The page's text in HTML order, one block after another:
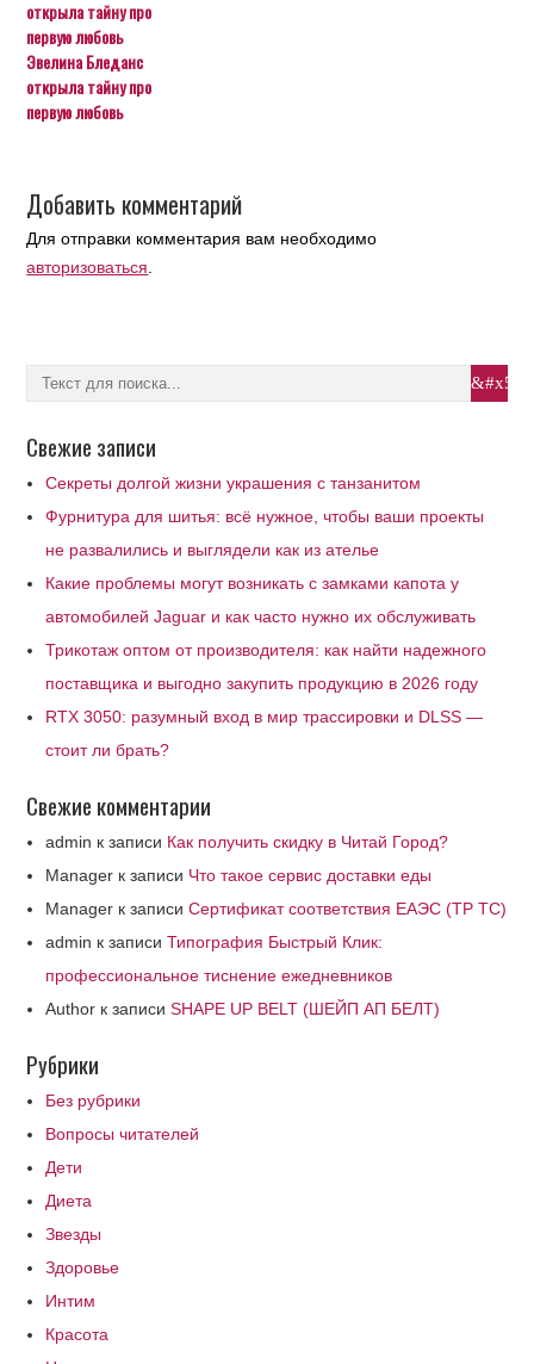
Эвелина Бледанс
открыла тайну про
первую любовь
Добавить комментарий
Для отправки комментария вам необходимо
авторизоваться
Свежие записи
Секреты долгой жизни украшения с танзанитом
Фурнитура для шитья: всё нужное, чтобы ваши проекты
не развалились и выглядели как из ателье
Какие проблемы могут возникать с замками капота у
автомобилей Jaguar и как часто нужно их обслуживать
Трикотаж оптом от производителя: как найти надежного
поставщика и выгодно закупить продукцию в 2026 году
RTX 3050: разумный вход в мир трассировки и DLSS —
стоит ли брать?
Свежие комментарии
admin к записи Как получить скидку в Читай Город?
Manager к записи Что такое сервис доставки еды
Manager к записиСертификат соответствия ЕАЭС (ТР ТС)
admin к записиТипография Быстрый Клик:
профессиональное тиснение ежедневников
Author к записиSHAPE UP BELT (ШЕЙП АП БЕЛТ)
Рубрики
Без рубрики
Вопросы читателей
Дети
Диета
Звезды
Здоровье
Интим
Красота